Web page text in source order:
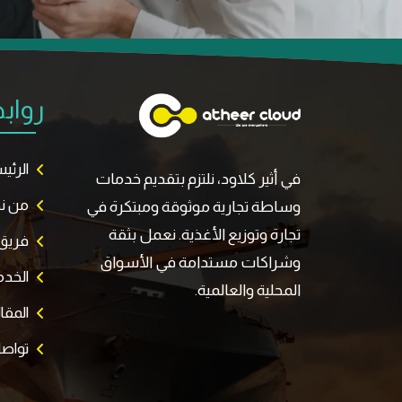
في أثير كلاود، نلتزم بتقديم خدمات
وساطة تجارية موثوقة ومبتكرة في
تجارة وتوزيع الأغذية. نعمل بثقة
وشراكات مستدامة في الأسواق
المحلية والعالمية.
من